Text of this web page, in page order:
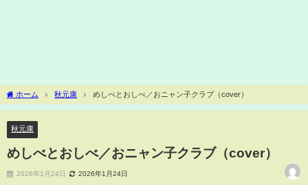
ホーム 秋元康 めしべとおしべ／おニャン子クラブ（cover）
秋元康
めしべとおしべ／おニャン子クラブ（cover）
2026年1月24日 2026年1月24日